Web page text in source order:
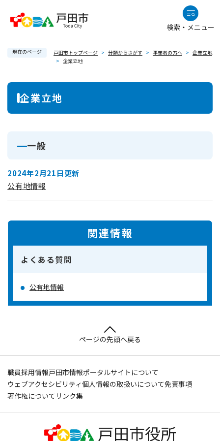
検索・メニュー
現在のページ 戸田市トップページ > 分類からさがす > 事業者の方へ > 企業立地
> 企業立地
本
企業立地
一般
2024年2月21日更新
公有地情報
関連情報
よくある質問
公有地情報
ページの先頭へ戻る
職員採用情報戸田市情報ポータルサイトについて
ウェブアクセシビリティ個人情報の取扱いについて免責事項
著作権について リンク集